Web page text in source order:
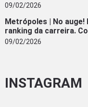
09/02/2026
Metrópoles | No auge!
ranking da carreira.
09/02/2026
INSTAGRAM